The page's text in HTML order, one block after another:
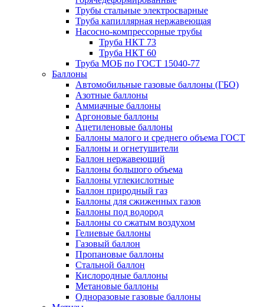
Трубы стальные электросварные
Труба капиллярная нержавеющая
Насосно-компрессорные трубы
Труба НКТ 73
Труба НКТ 60
Труба МОБ по ГОСТ 15040-77
Баллоны
Автомобильные газовые баллоны (ГБО)
Азотные баллоны
Аммиачные баллоны
Аргоновые баллоны
Ацетиленовые баллоны
Баллоны малого и среднего объема ГОСТ
Баллоны и огнетушители
Баллон нержавеющий
Баллоны большого объема
Баллоны углекислотные
Баллон природный газ
Баллоны для сжиженных газов
Баллоны под водород
Баллоны со сжатым воздухом
Гелиевые баллоны
Газовый баллон
Пропановые баллоны
Стальной баллон
Кислородные баллоны
Метановые баллоны
Одноразовые газовые баллоны